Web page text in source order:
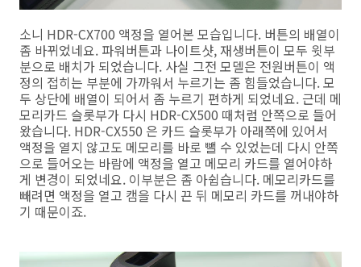
소니 HDR-CX700 액정을 열어본 모습입니다. 버튼의 배열이
좀 바뀌었네요. 파워버튼과 나이트샷, 재생버튼이 모두 윗부
분으로 배치가 되었습니다. 사실 그전 모델은 전원버튼이 액
정의 접히는 부분에 가까워서 누르기는 좀 힘들었습니다. 모
두 상단에 배열이 되어서 좀 누르기 편하게 되었네요. 근데 메
모리카드 슬롯부가 다시 HDR-CX500 때처럼 안쪽으로 들어
왔습니다. HDR-CX550 은 카드 슬롯부가 아래쪽에 있어서
액정을 열지 않고도 메모리를 바로 뺄 수 있었는데 다시 안쪽
으로 들어오는 바람에 액정을 열고 메모리 카드를 열어야하
게 변경이 되었네요. 이부분은 좀 아쉽습니다. 메모리카드를
빼려면 액정을 열고 캠을 다시 끈 뒤 메모리 카드를 꺼내야하
기 때문이죠.